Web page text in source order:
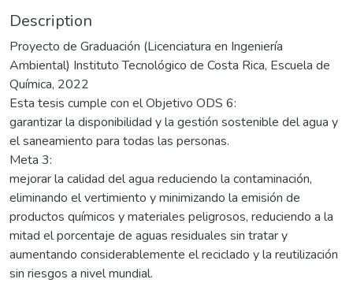
Description
Proyecto de Graduación (Licenciatura en Ingeniería
Ambiental) Instituto Tecnológico de Costa Rica, Escuela de
Química, 2022
Esta tesis cumple con el Objetivo ODS 6:
garantizar la disponibilidad y la gestión sostenible del agua y
el saneamiento para todas las personas.
Meta 3:
mejorar la calidad del agua reduciendo la contaminación,
eliminando el vertimiento y minimizando la emisión de
productos químicos y materiales peligrosos, reduciendo a la
mitad el porcentaje de aguas residuales sin tratar y
aumentando considerablemente el reciclado y la reutilización
sin riesgos a nivel mundial.